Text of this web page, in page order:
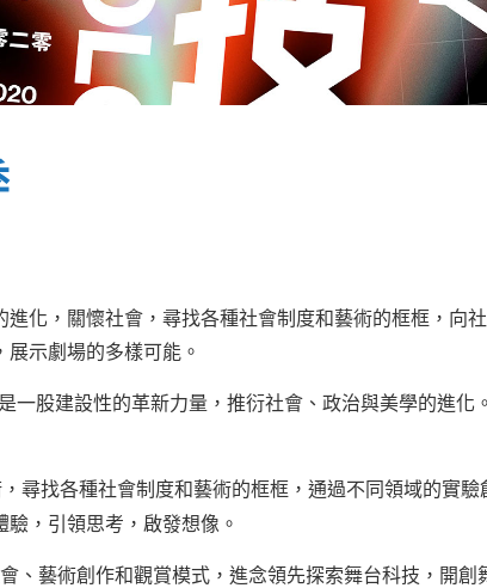
化，關懷社會，尋找各種社會制度和藝術的框框，向
示劇場的多樣可能。
一股建設性的革新力量，推衍社會、政治與美學的進
尋找各種社會制度和藝術的框框，通過不同領域的實
，引領思考，啟發想像。
、藝術創作和觀賞模式，進念領先探索舞台科技，開